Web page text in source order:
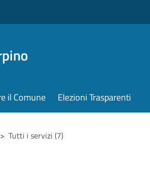
il Comune Elezioni Trasparenti
> Tutti i servizi (7)